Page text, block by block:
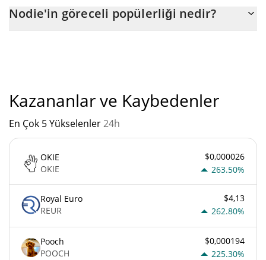
miktarıyla birlikte $ 1.000.000.000.
Nodie'in göreceli popülerliği nedir?
Kazananlar ve Kaybedenler
En Çok 5 Yükselenler24h
OKIE
OKIE
$0,000026
263.50%
Royal Euro
REUR
$4,13
262.80%
Pooch
POOCH
$0,000194
225.30%